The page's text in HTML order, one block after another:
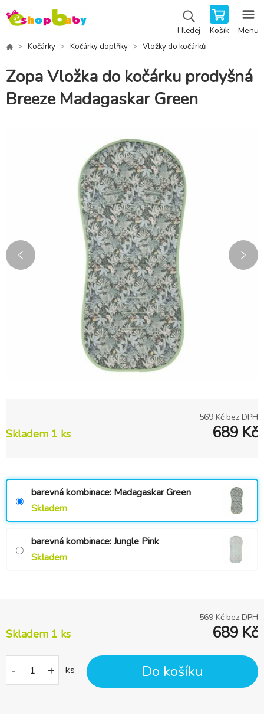
Hledej Košík Menu
Kočárky Kočárky doplňky Vložky do kočárků
Zopa Vložka do kočárku prodyšná
Breeze Madagaskar Green
569 Kč bez DPH
Skladem 1 ks 689 Kč
barevná kombinace: Madagaskar Green
Skladem
barevná kombinace: Jungle Pink
Skladem
569 Kč bez DPH
Skladem 1 ks 689 Kč
- + ks Do košíku